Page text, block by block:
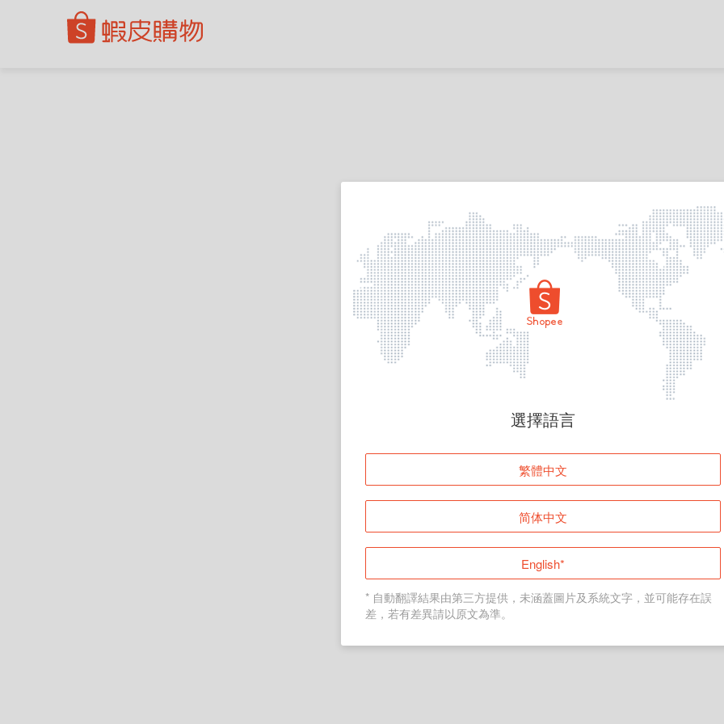
頁面無法顯示
登入
返回首頁
選擇語言
繁體中文
简体中文
English*
* 自動翻譯結果由第三方提供，未涵蓋圖片及系統文字，並可能存在誤
差，若有差異請以原文為準。